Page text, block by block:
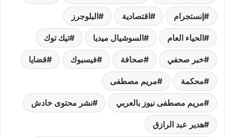
إنستجرام اقتصادية البلوجرز
الحياء العام السوشيال ميديا تيك توك
خبر صحفي صحافة فيسبوك قضايا
محكمة مريم مصطفى
مريم مصطفى نيوز بالعربي نشر محتوى خادش
هدير عبد الرازق